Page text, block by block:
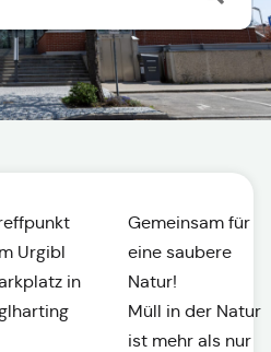
Urgibl
in
Gemeinsam für
eine saubere
Natur!
Müll in der Natur
ist mehr als nur